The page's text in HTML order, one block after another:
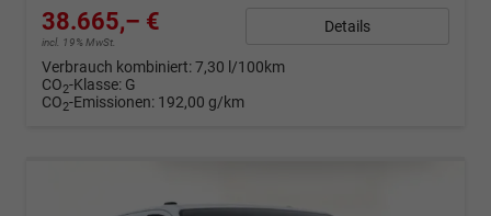
38.665,– €
incl. 19% MwSt.
Details
Verbrauch kombiniert:7,30 l/100km
CO2-Klasse: G
CO2-Emissionen: 192,00 g/km